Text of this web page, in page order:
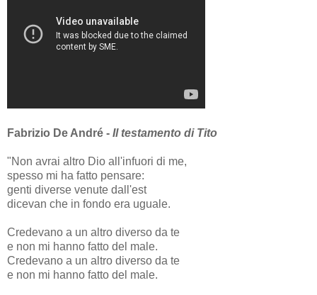
Fabrizio De André - Il testamento di Tito
"Non avrai altro Dio all'infuori di me,
spesso mi ha fatto pensare:
genti diverse venute dall'est
dicevan che in fondo era uguale.
Credevano a un altro diverso da te
e non mi hanno fatto del male.
Credevano a un altro diverso da te
e non mi hanno fatto del male.